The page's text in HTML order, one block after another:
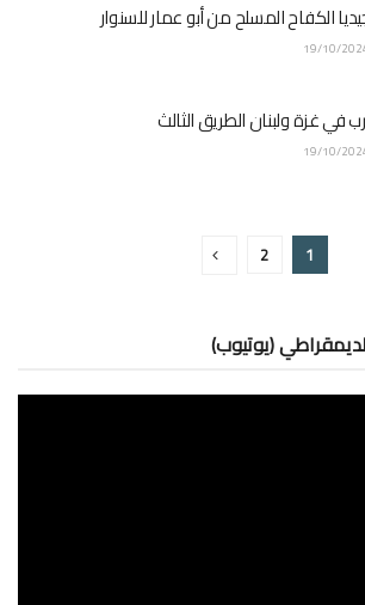
الكفاح المسلح من أبو عمار للسنوار
في غزة ولبنان الطريق الثالث
1
2
(يوتيوب)